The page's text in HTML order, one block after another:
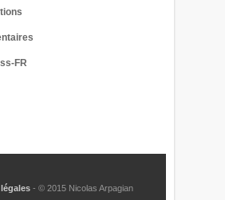
FR
- © 2015 Nicolas Arpagian